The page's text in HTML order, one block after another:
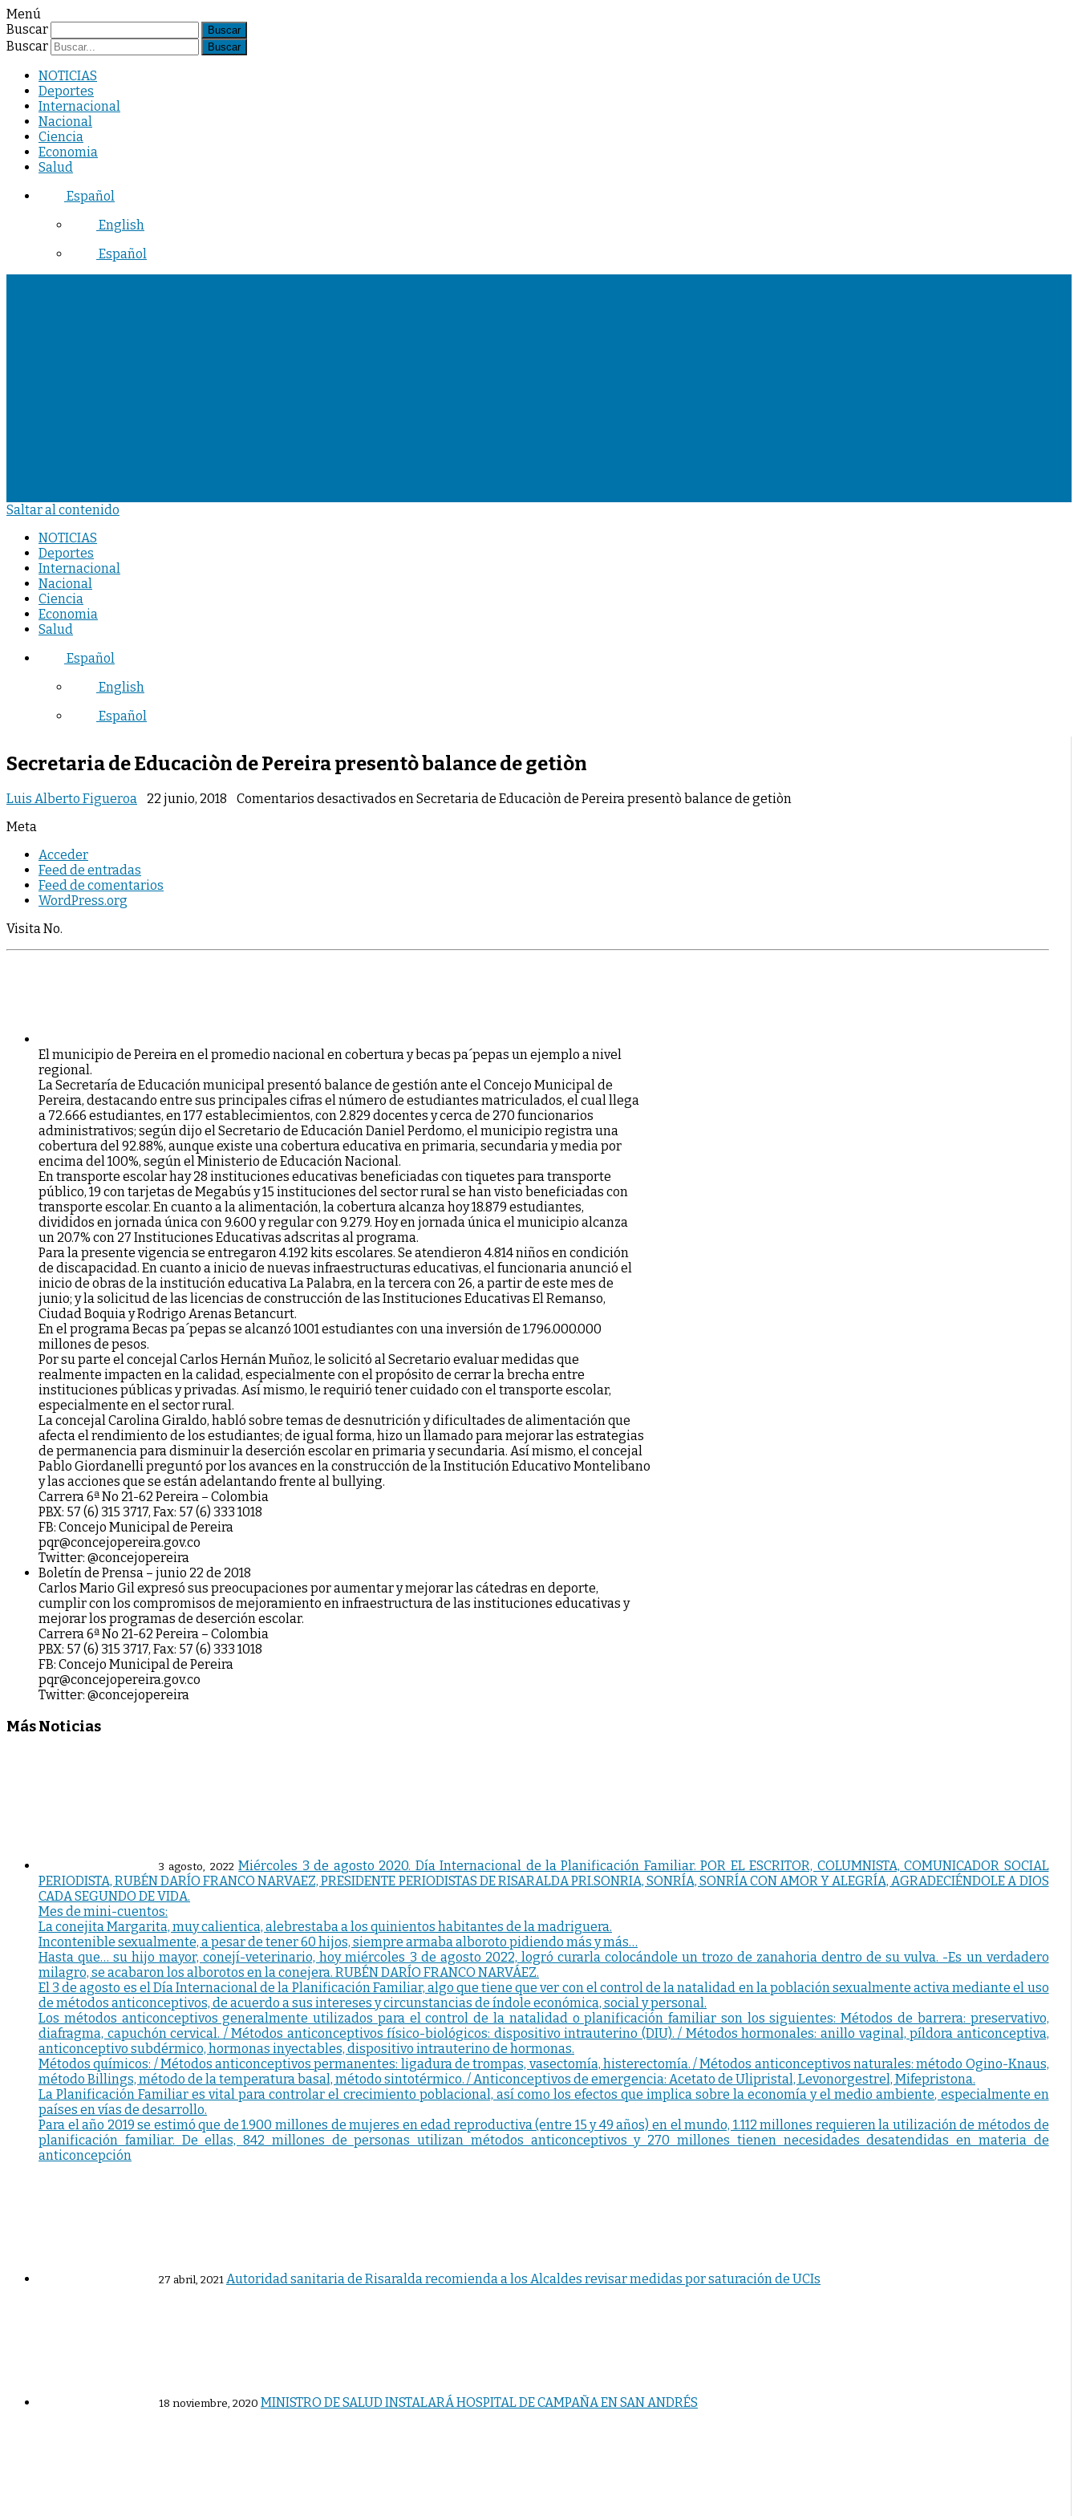
Menú
Buscar
Buscar
NOTICIAS
Deportes
Internacional
Nacional
Ciencia
Economia
Salud
Español
English
Español
Saltar al contenido
NOTICIAS
Deportes
Internacional
Nacional
Ciencia
Economia
Salud
Español
English
Español
Secretaria de Educaciòn de Pereira presentò balance de getiòn
Luis Alberto Figueroa 22 junio, 2018 Comentarios desactivados en Secretaria de Educaciòn de Pereira presentò balance de getiòn
Meta
Acceder
Feed de entradas
Feed de comentarios
WordPress.org
Visita No.
Elmunicipio de Pereiraenelpromedio nacionalencoberturaybecas pa´pepas unejemplo anivel
regional.
La Secretaría de Educación municipal presentó balance de gestión ante el Concejo Municipal de
Pereira, destacando entre sus principales cifras el número de estudiantes matriculados, el cual llega
a 72.666 estudiantes, en 177 establecimientos, con 2.829 docentes y cerca de 270 funcionarios
administrativos; según dijo el Secretario de Educación Daniel Perdomo, el municipio registra una
cobertura del 92.88%, aunque existe una cobertura educativa en primaria, secundaria y media por
encima del 100%, según el Ministerio de Educación Nacional.
En transporte escolar hay 28 instituciones educativas beneficiadas con tiquetes para transporte
público, 19 con tarjetas de Megabús y 15 instituciones del sector rural se han visto beneficiadas con
transporte escolar. En cuanto a la alimentación, la cobertura alcanza hoy 18.879 estudiantes,
divididos en jornada única con 9.600 y regular con 9.279. Hoy en jornada única el municipio alcanza
un 20.7% con 27 Instituciones Educativas adscritas al programa.
Para la presente vigencia se entregaron 4.192 kits escolares. Se atendieron 4.814 niños en condición
de discapacidad. En cuanto a inicio de nuevas infraestructuras educativas, el funcionaria anunció el
inicio de obras de la institución educativa La Palabra, en la tercera con 26, a partir de este mes de
junio; y la solicitud de las licencias de construcción de las Instituciones Educativas El Remanso,
Ciudad Boquia y Rodrigo Arenas Betancurt.
En el programa Becas pa´pepas se alcanzó 1001 estudiantes con una inversión de 1.796.000.000
millones de pesos.
Por su parte el concejal Carlos Hernán Muñoz, le solicitó al Secretario evaluar medidas que
realmente impacten en la calidad, especialmente con el propósito de cerrar la brecha entre
instituciones públicas y privadas. Así mismo, le requirió tener cuidado con el transporte escolar,
especialmente en el sector rural.
La concejal Carolina Giraldo, habló sobre temas de desnutrición y dificultades de alimentación que
afecta el rendimiento de los estudiantes; de igual forma, hizo un llamado para mejorar las estrategias
de permanencia para disminuir la deserción escolar en primaria y secundaria. Así mismo, el concejal
Pablo Giordanelli preguntó por los avances en la construcción de la Institución Educativo Montelibano
y las acciones que se están adelantando frente al bullying.
Carrera 6ª No 21-62 Pereira – Colombia
PBX: 57 (6) 315 3717, Fax: 57 (6) 333 1018
FB: Concejo Municipal de Pereira
pqr@concejopereira.gov.co
Twitter: @concejopereira
Boletín de Prensa – junio 22 de 2018
Carlos Mario Gil expresó sus preocupaciones por aumentar y mejorar las cátedras en deporte,
cumplir con los compromisos de mejoramiento en infraestructura de las instituciones educativas y
mejorar los programas de deserción escolar.
Carrera 6ª No 21-62 Pereira – Colombia
PBX: 57 (6) 315 3717, Fax: 57 (6) 333 1018
FB: Concejo Municipal de Pereira
pqr@concejopereira.gov.co
Twitter: @concejopereira
Más Noticias
3 agosto, 2022 Miércoles 3 de agosto 2020. Día Internacional de la Planificación Familiar. POR EL ESCRITOR, COLUMNISTA, COMUNICADOR SOCIAL
PERIODISTA, RUBÉN DARÍO FRANCO NARVAEZ, PRESIDENTE PERIODISTAS DE RISARALDA PRI.SONRIA, SONRÍA, SONRÍA CON AMOR Y ALEGRÍA, AGRADECIÉNDOLE A DIOS
CADA SEGUNDO DE VIDA.
Mes de mini-cuentos:
La conejita Margarita, muy calientica, alebrestaba a los quinientos habitantes de la madriguera.
Incontenible sexualmente, a pesar de tener 60 hijos, siempre armaba alboroto pidiendo más y más…
Hasta que… su hijo mayor, conejí-veterinario, hoy miércoles 3 de agosto 2022, logró curarla colocándole un trozo de zanahoria dentro de su vulva. -Es un verdadero
milagro, se acabaron los alborotos en la conejera. RUBÉN DARÍO FRANCO NARVÁEZ.
El 3 de agosto es el Día Internacional de la Planificación Familiar, algo que tiene que ver con el control de la natalidad en la población sexualmente activa mediante el uso
de métodos anticonceptivos, de acuerdo a sus intereses y circunstancias de índole económica, social y personal.
Los métodos anticonceptivos generalmente utilizados para el control de la natalidad o planificación familiar son los siguientes: Métodos de barrera: preservativo,
diafragma, capuchón cervical. / Métodos anticonceptivos físico-biológicos: dispositivo intrauterino (DIU). / Métodos hormonales: anillo vaginal, píldora anticonceptiva,
anticonceptivo subdérmico, hormonas inyectables, dispositivo intrauterino de hormonas.
Métodos químicos: / Métodos anticonceptivos permanentes: ligadura de trompas, vasectomía, histerectomía. / Métodos anticonceptivos naturales: método Ogino-Knaus,
método Billings, método de la temperatura basal, método sintotérmico. / Anticonceptivos de emergencia: Acetato de Ulipristal, Levonorgestrel, Mifepristona.
La Planificación Familiar es vital para controlar el crecimiento poblacional, así como los efectos que implica sobre la economía y el medio ambiente, especialmente en
países en vías de desarrollo.
Para el año 2019 se estimó que de 1.900 millones de mujeres en edad reproductiva (entre 15 y 49 años) en el mundo, 1.112 millones requieren la utilización de métodos de
planificación familiar. De ellas, 842 millones de personas utilizan métodos anticonceptivos y 270 millones tienen necesidades desatendidas en materia de
anticoncepción
27 abril, 2021Autoridad sanitaria de Risaralda recomienda a los Alcaldes revisar medidas por saturación de UCIs
18 noviembre, 2020 MINISTRO DE SALUD INSTALARÁ HOSPITAL DE CAMPAÑA EN SAN ANDRÉS